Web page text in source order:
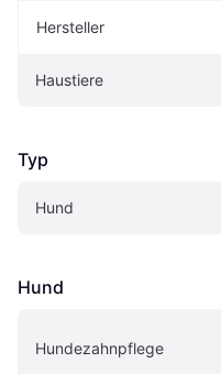
Hersteller
Haustiere
Typ
Hund
Hund
Hundezahnpflege